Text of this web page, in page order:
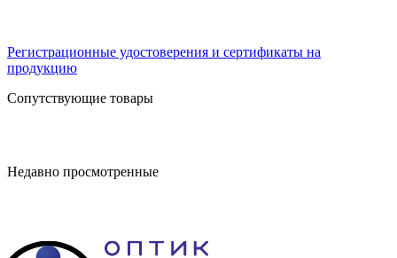
Регистрационные удостоверения и сертификаты на
продукцию
Сопутствующие товары
Недавно просмотренные